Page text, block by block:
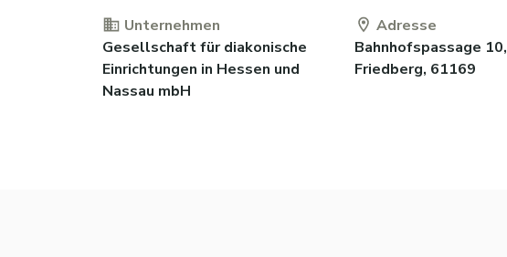
Unternehmen
Gesellschaft für diakonische
Einrichtungen in Hessen und
Nassau mbH
Adresse
Bahnhofspassage 10,
Friedberg, 61169